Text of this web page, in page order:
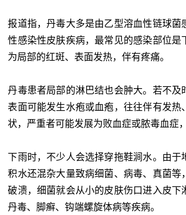
报道指，丹毒大多是由乙型溶血性链球菌
性感染性皮肤疾病，最常见的感染部位是
为局部的红斑、表面发热，伴有疼痛。
丹毒患者局部的淋巴结也会肿大。若不及
表面可能发生水疱或血疱，往往伴有发热
状，严重者可能发展为败血症或脓毒血症
下雨时，不少人会选择穿拖鞋涧水。由于
积水还混杂大量致病细菌、病毒、真菌等
破溃，细菌就会从小的皮肤伤口进入皮下
丹毒、脚癣、钩端螺旋体病等疾病。